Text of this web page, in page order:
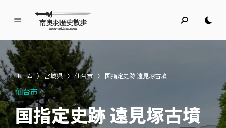
奥
羽
歴
史
散
歩
名所旧跡と館めぐり
ホーム 〉 宮城県 〉 仙台市 〉 国指定史跡 遠見塚古墳
仙台市
国指定史跡 遠見塚古墳